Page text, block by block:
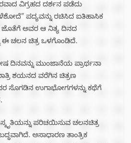
ವಿಗ್ರಹದ ದರ್ಶನ ಪಡೆದು
ಪದ್ಯವನ್ನು ರಚಿಸಿದ ಐತಿಹಾಸಿಕ
ಅವರ ಆ ನಿತ್ಯ ದಿನದ
ಈ ಚಲನ ಚಿತ್ರ ಒಳಗೊಂಡಿದೆ.
ದಿನವನ್ನು ಮುಂಜಾನೆಯ ಪ್ರಾರ್ಥನಾ
ಶಯನದ ವರೆಗಿನ ಚಿತ್ರಣ
ಸೊಗಡಿನ ಉಗಾಭೋಗಗಳನ್ನು ಕಥೆಗೆ
ಪರಿಚಯಿಸುವ ಚಲನಚಿತ್ರ
ಅಸಾಧಾರಣ ತಾಂತ್ರಿಕ